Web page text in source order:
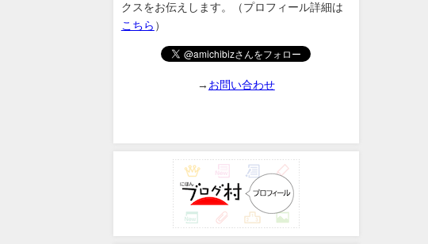
クスをお伝えします。（プロフィール詳細は
こちら ）
→ お問い合わせ